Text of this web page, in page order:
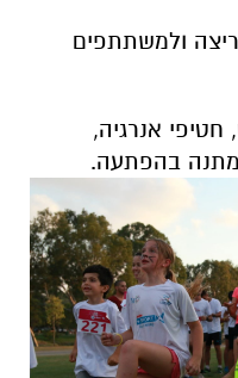
ולמשתתפים
חטיפי אנרגיה,
מתנה בהפתעה.